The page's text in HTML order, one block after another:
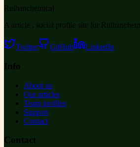
Ruihanchemical
A article , social profile site for
Twitter GitHub LinkedIn
Info
About us
Our articles
Team profiles
Support
Contact
Contact